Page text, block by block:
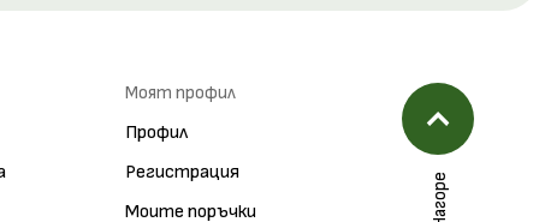
Моят профил
Профил
Регистрация
Моите поръчки
Нагоре